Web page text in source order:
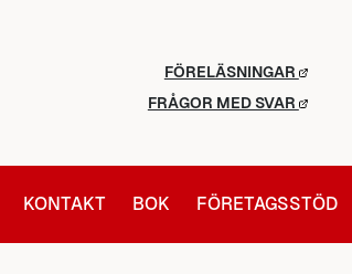
FÖRELÄSNINGAR
FRÅGOR MED SVAR
KONTAKT BOK FÖRETAGSSTÖD